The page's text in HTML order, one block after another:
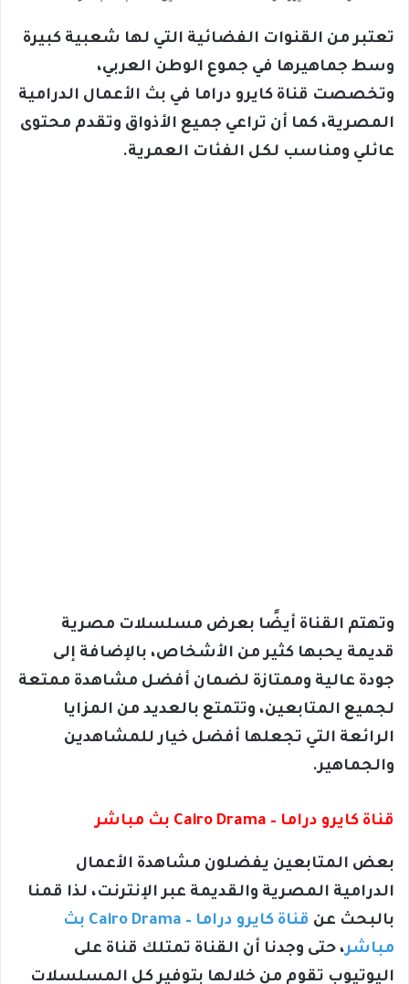
تعتبر من القنوات الفضائية التي لها شعبية كبيرة
وسط جماهيرها في جموع الوطن العربي،
وتخصصت قناة كايرو دراما في بث الأعمال الدرامية
المصرية، كما أن تراعي جميع الأذواق وتقدم محتوى
عائلي ومناسب لكل الفئات العمرية.
وتهتم القناة أيضًا بعرض مسلسلات مصرية
قديمة يحبها كثير من الأشخاص، بالإضافة إلى
جودة عالية وممتازة لضمان أفضل مشاهدة ممتعة
لجميع المتابعين، وتتمتع بالعديد من المزايا
الرائعة التي تجعلها أفضل خيار للمشاهدين
والجماهير.
قناة كايرو دراما – Cairo Drama بث مباشر
بعض المتابعين يفضلون مشاهدة الأعمال
الدرامية المصرية والقديمة عبر الإنترنت، لذا قمنا
بالبحث عن
قناة كايرو دراما – Cairo Drama بث
مباشر، حتى وجدنا أن القناة تمتلك قناة على
اليوتيوب تقوم من خلالها بتوفير كل المسلسلات